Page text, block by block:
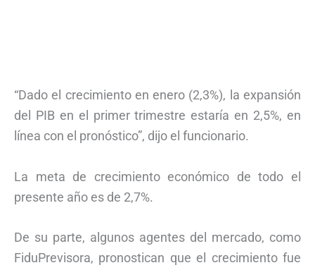
“Dado el crecimiento en enero (2,3%), la expansión
del PIB en el primer trimestre estaría en 2,5%, en
línea con el pronóstico”, dijo el funcionario.
La meta de crecimiento económico de todo el
presente año es de 2,7%.
De su parte, algunos agentes del mercado, como
FiduPrevisora, pronostican que el crecimiento fue